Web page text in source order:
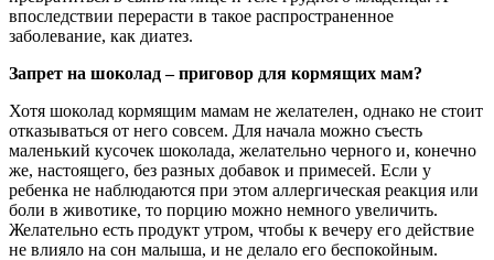
впоследствии перерасти в такое распространенное
заболевание, как диатез.
Запрет на шоколад – приговор для кормящих мам?
Хотя шоколад кормящим мамам не желателен, однако не стоит
отказываться от него совсем. Для начала можно съесть
маленький кусочек шоколада, желательно черного и, конечно
же, настоящего, без разных добавок и примесей. Если у
ребенка не наблюдаются при этом аллергическая реакция или
боли в животике, то порцию можно немного увеличить.
Желательно есть продукт утром, чтобы к вечеру его действие
не влияло на сон малыша, и не делало его беспокойным.